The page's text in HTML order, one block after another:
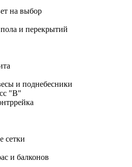
на выбор
и перекрытий
и поднебесники
"В"
сетки
и балконов